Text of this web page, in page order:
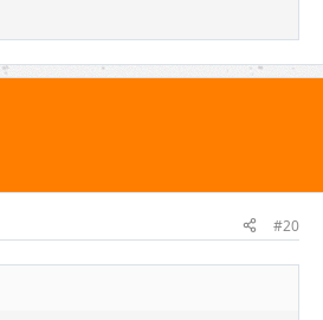
#20